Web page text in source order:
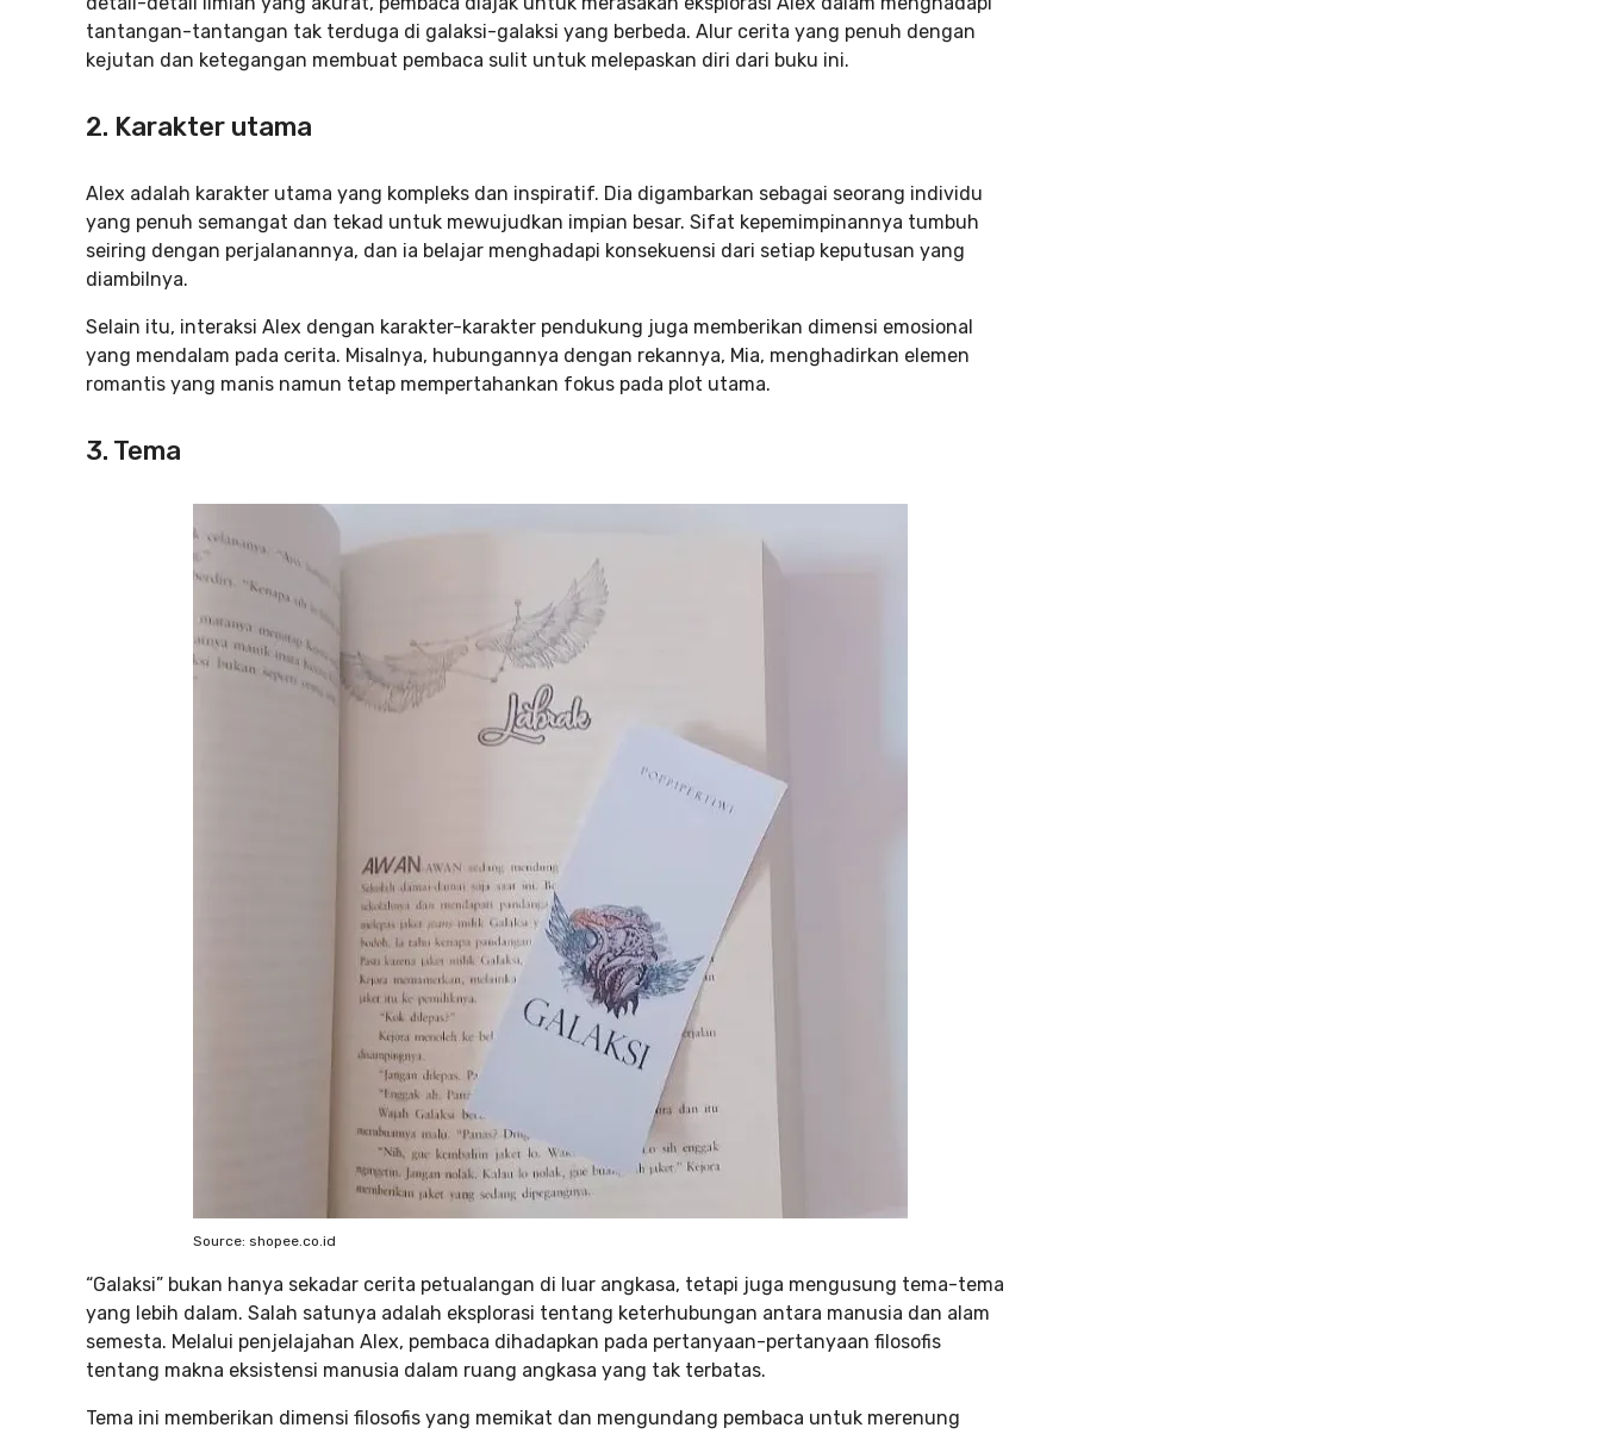
tantangan-tantangan tak terduga di galaksi-galaksi yang berbeda. Alur cerita yang penuh dengan
kejutan dan ketegangan membuat pembaca sulit untuk melepaskan diri dari buku ini.
2. Karakter utama
Alex adalah karakter utama yang kompleks dan inspiratif. Dia digambarkan sebagai seorang individu
yang penuh semangat dan tekad untuk mewujudkan impian besar. Sifat kepemimpinannya tumbuh
seiring dengan perjalanannya, dan ia belajar menghadapi konsekuensi dari setiap keputusan yang
diambilnya.
Selain itu, interaksi Alex dengan karakter-karakter pendukung juga memberikan dimensi emosional
yang mendalam pada cerita. Misalnya, hubungannya dengan rekannya, Mia, menghadirkan elemen
romantis yang manis namun tetap mempertahankan fokus pada plot utama.
3. Tema
Source: shopee.co.id
“Galaksi” bukan hanya sekadar cerita petualangan di luar angkasa, tetapi juga mengusung tema-tema
yang lebih dalam. Salah satunya adalah eksplorasi tentang keterhubungan antara manusia dan alam
semesta. Melalui penjelajahan Alex, pembaca dihadapkan pada pertanyaan-pertanyaan filosofis
tentang makna eksistensi manusia dalam ruang angkasa yang tak terbatas.
Tema ini memberikan dimensi filosofis yang memikat dan mengundang pembaca untuk merenung